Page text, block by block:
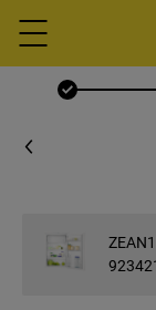
Menu